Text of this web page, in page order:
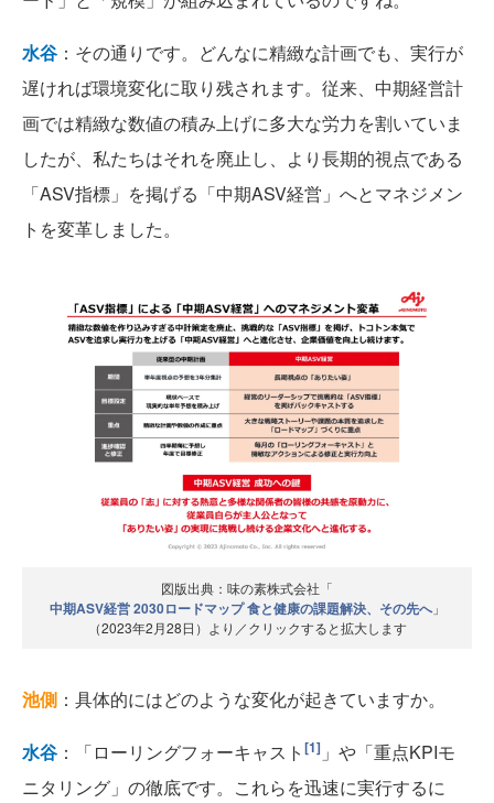
水谷 ：その通りです。どんなに精緻な計画でも、実行が
遅ければ環境変化に取り残されます。従来、中期経営計
画では精緻な数値の積み上げに多大な労力を割いていま
したが、私たちはそれを廃止し、より長期的視点である
「ASV指標」を掲げる「中期ASV経営」へとマネジメン
トを変革しました。
図版出典：味の素株式会社「
中期ASV経営 2030ロードマップ 食と健康の課題解決、その先へ」
（2023年2月28日）より／クリックすると拡大します
池側 ：具体的にはどのような変化が起きていますか。
水谷 ：「ローリングフォーキャスト [1] 」や「重点KPIモ
ニタリング」の徹底です。これらを迅速に実行するに